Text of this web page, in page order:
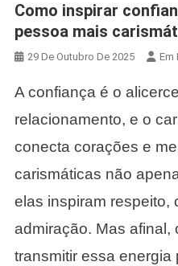
Como inspirar
pessoa mais
29 De Outubro De 2025 Em
A confiança é o
relacionamento, e o
conecta corações e
carismáticas não
elas inspiram respeito,
admiração. Mas afinal,
transmitir essa